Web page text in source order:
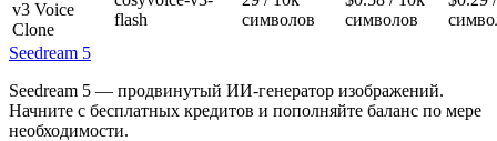
v3 Voice
Clone
flash
символов
символов
Seedream 5
Seedream 5 — продвинутый ИИ-генератор изображений.
Начните с бесплатных кредитов и пополняйте баланс по мере
необходимости.